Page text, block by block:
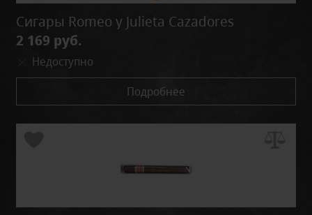
Сигары Romeo y Julieta Cazadores
2 169 руб.
Недоступно
Подробнее